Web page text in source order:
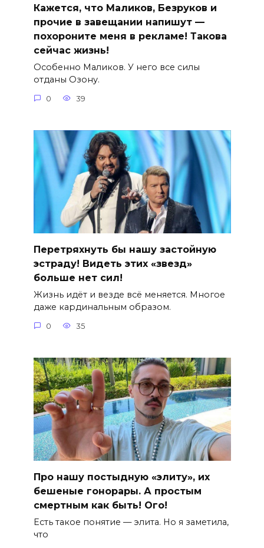
Кажется, что Маликов, Безруков и
прочие в завещании напишут —
похороните меня в рекламе! Такова
сейчас жизнь!
Особенно Маликов. У него все силы
отданы Озону.
0 39
Перетряхнуть бы нашу застойную
эстраду! Видеть этих «звезд»
больше нет сил!
Жизнь идёт и везде всё меняется. Многое
даже кардинальным образом.
0 35
Про нашу постыдную «элиту», их
бешеные гонорары. А простым
смертным как быть! Ого!
Есть такое понятие — элита. Но я заметила,
что